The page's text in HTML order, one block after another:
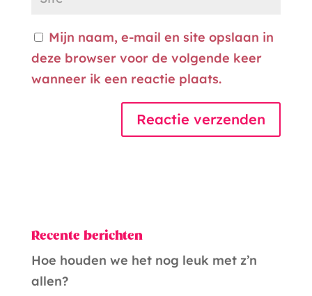
Mijn naam, e-mail en site opslaan in
deze browser voor de volgende keer
wanneer ik een reactie plaats.
r
n
a
Recente berichten
Hoe houden we het nog leuk met z’n
allen?